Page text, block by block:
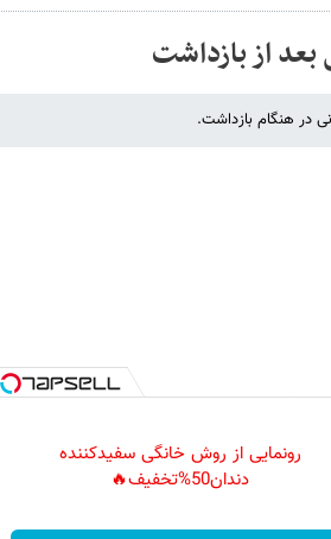
بعد از بازداشت
در هنگام بازداشت.
رونمایی از روش خانگی سفیدکننده
دندان50%تخفیف🔥